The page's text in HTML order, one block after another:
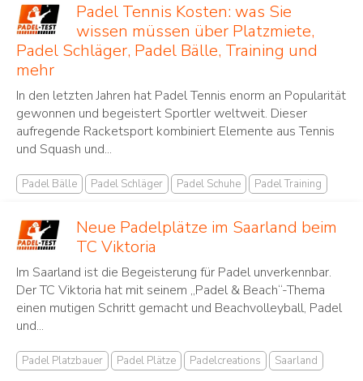
Padel Tennis Kosten: was Sie
wissen müssen über Platzmiete,
Padel Schläger, Padel Bälle, Training und
mehr
In den letzten Jahren hat Padel Tennis ‌enorm an Popularität⁢
gewonnen und begeistert Sportler ⁤weltweit. Dieser⁤
aufregende Racketsport ⁣kombiniert Elemente aus Tennis
und Squash und...
Padel Bälle Padel Schläger Padel Schuhe Padel Training
Neue Padelplätze im Saarland beim
TC Viktoria
Im Saarland ist die Begeisterung für Padel unverkennbar.
Der TC Viktoria hat mit seinem „Padel & Beach“-Thema
einen mutigen Schritt gemacht und Beachvolleyball, Padel
und...
Padel Platzbauer Padel Plätze Padelcreations Saarland